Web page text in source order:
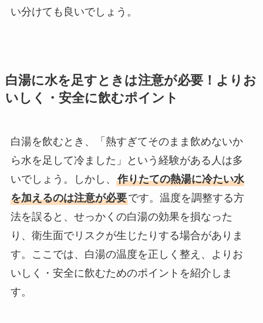
い分けても良いでしょう。
白湯に水を足すときは注意が必要！よりお
いしく・安全に飲むポイント
白湯を飲むとき、「熱すぎてそのまま飲めないか
ら水を足して冷ました」という経験がある人は多
いでしょう。しかし、 作りたての熱湯に冷たい水
を加えるのは注意が必要です。温度を調整する方
法を誤ると、せっかくの白湯の効果を損なった
り、衛生面でリスクが生じたりする場合がありま
す。ここでは、白湯の温度を正しく整え、よりお
いしく・安全に飲むためのポイントを紹介しま
す。